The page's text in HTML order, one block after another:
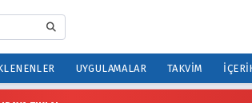
UYGULAMALAR TAKVIM